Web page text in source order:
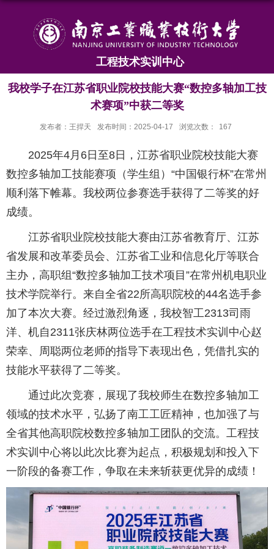
工程技术实训中心
我校学子在江苏省职业院校技能大赛“数控多轴加工技
术赛项”中获二等奖
发布者：王捍天 发布时间：2025-04-17 浏览次数： 167
2025年4月6日至8日，江苏省职业院校技能大赛
数控多轴加工技能赛项（学生组）“中国银行杯”在常州
顺利落下帷幕。我校两位参赛选手获得了二等奖的好
成绩。
江苏省职业院校技能大赛由江苏省教育厅、江苏
省发展和改革委员会、江苏省工业和信息化厅等联合
主办，高职组“数控多轴加工技术项目”在常州机电职业
技术学院举行。来自全省22所高职院校的44名选手参
加了本次大赛。经过激烈角逐，我校智工2313司雨
洋、机自2311张庆林两位选手在工程技术实训中心赵
荣幸、周聪两位老师的指导下表现出色，凭借扎实的
技能水平获得了二等奖。
通过此次竞赛，展现了我校师生在数控多轴加工
领域的技术水平，弘扬了南工工匠精神，也加强了与
全省其他高职院校数控多轴加工团队的交流。工程技
术实训中心将以此次比赛为起点，积极规划和投入下
一阶段的备赛工作，争取在未来斩获更优异的成绩！